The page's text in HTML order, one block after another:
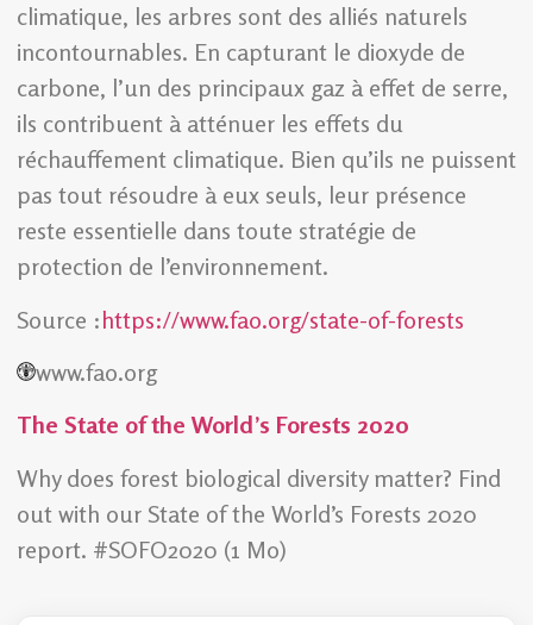
climatique, les arbres sont des alliés naturels
incontournables. En capturant le dioxyde de
carbone, l’un des principaux gaz à effet de serre,
ils contribuent à atténuer les effets du
réchauffement climatique. Bien qu’ils ne puissent
pas tout résoudre à eux seuls, leur présence
reste essentielle dans toute stratégie de
protection de l’environnement.
Source :https://www.fao.org/state-of-forests
www.fao.org
The State of the World’s Forests 2020
Why does forest biological diversity matter? Find
out with our State of the World’s Forests 2020
report. #SOFO2020 (1 Mo)